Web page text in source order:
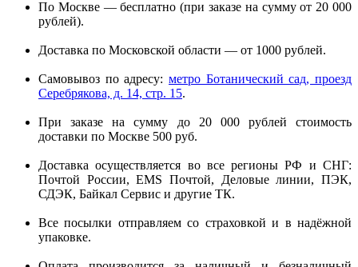
По Москве — бесплатно (при заказе на сумму от 20 000
рублей).
Доставка по Московской области — от 1000 рублей.
Самовывоз по адресу: метро Ботанический сад, проезд
Серебрякова, д. 14, стр. 15.
При заказе на сумму до 20 000 рублей стоимость
доставки по Москве 500 руб.
Доставка осуществляется во все регионы РФ и СНГ:
Почтой России, EMS Почтой, Деловые линии, ПЭК,
СДЭК, Байкал Сервис и другие ТК.
Все посылки отправляем со страховкой и в надёжной
упаковке.